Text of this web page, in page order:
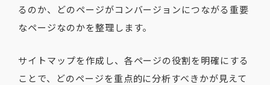
るのか、どのページがコンバージョンにつながる重要
なページなのかを整理します。
サイトマップを作成し、各ページの役割を明確にする
ことで、どのページを重点的に分析すべきかが見えて